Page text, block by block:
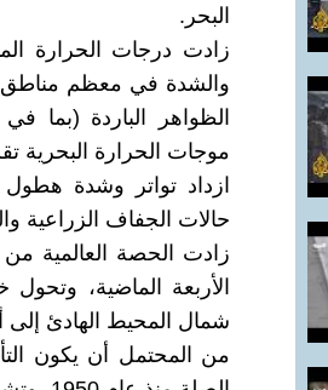
البحر.
زادت درجات الحرارة
والشدة في معظم مناطق
الظواهر الباردة (بما
موجات الحرارة البحرية
ازداد تواتر وشدة هطول
حالات الجفاف الزراعية
الأربعة الماضية،
شمال المحيط الهادئ إلى
من المحتمل أن يكون